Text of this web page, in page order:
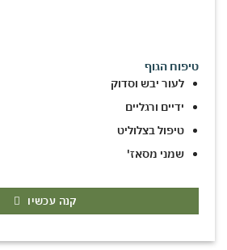
טיפוח הגוף
לעור יבש וסדוק
ידיים ורגליים
טיפול בצלוליט
שמני מסאז'
קנה עכשיו